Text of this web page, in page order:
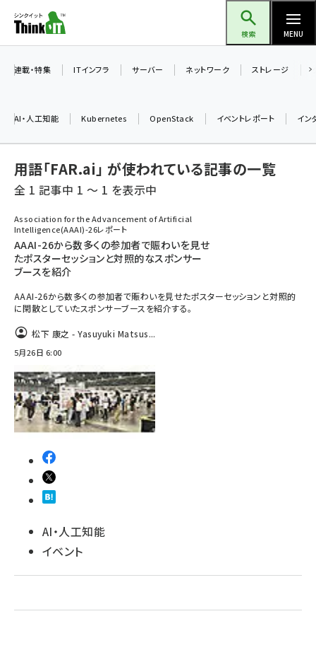
ン
ツ
検索 MENU
ai (2497)
加藤銘のチーム貢献～仲間と築いた勝利の絆～ (2315)
北海道をのんびり旅する晴山佳須夫のヒント集！ (2037)
drupal (1956)
genai (1484)
abc123 (1360)
ai crunch (1355)
連載・特集 ITインフラ サーバー ネットワーク ストレージ
AI・人工知能 Kubernetes OpenStack イベントレポート イン
用語「FAR.ai」 が使われている記事の一覧
全 1 記事中 1 ～ 1 を表示中
Association for the Advancement of Artificial
Intelligence(AAAI)-26レポート
AAAI-26から数多くの参加者で賑わいを見せ
たポスターセッションと対照的なスポンサー
ブースを紹介
AAAI-26から数多くの参加者で賑わいを見せたポスターセッションと対照的
に閑散としていたスポンサーブースを紹介する。
松下 康之 - Yasuyuki Matsus...
5月26日 6:00
AI・人工知能
イベント